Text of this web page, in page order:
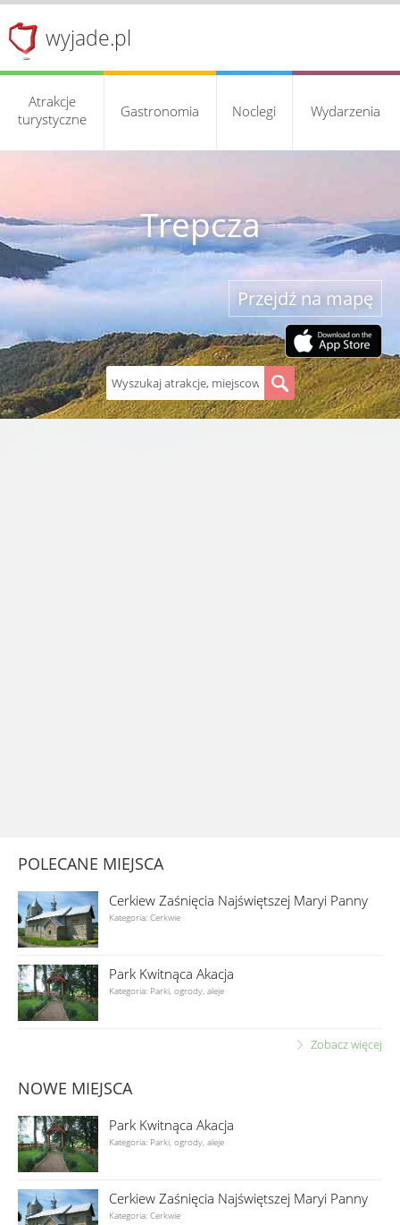
wyjade.pl
Atrakcje
turystyczne
Gastronomia Noclegi Wydarzenia
Trepcza
Przejdź na mapę
POLECANE MIEJSCA
Cerkiew Zaśnięcia Najświętszej Maryi Panny
Kategoria: Cerkwie
Park Kwitnąca Akacja
Kategoria: Parki, ogrody, aleje
Zobacz więcej
NOWE MIEJSCA
Park Kwitnąca Akacja
Kategoria: Parki, ogrody, aleje
Cerkiew Zaśnięcia Najświętszej Maryi Panny
Kategoria: Cerkwie